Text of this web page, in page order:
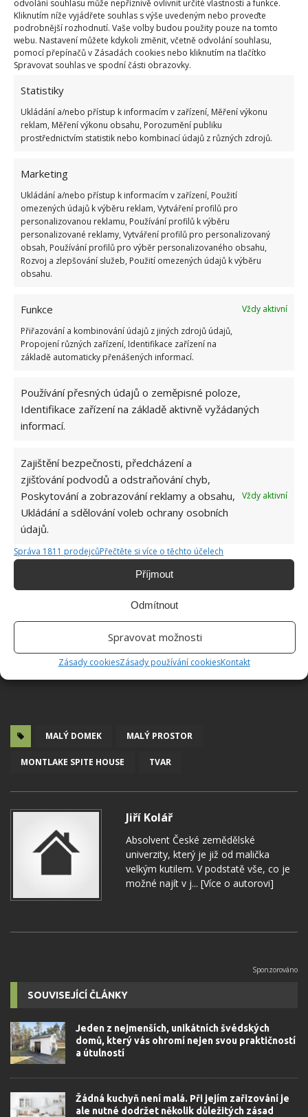
odvolání souhlasu může nepříznivě ovlivnit určité vlastnosti a funkce.
Kliknutím níže vyjádřete souhlas s výše uvedeným nebo proveďte
podrobnější rozhodnutí. Vaše volby budou použity pouze na tomto
webu. Nastavení můžete kdykoli změnit, včetně odvolání souhlasu,
pomocí přepínačů v Zásadách cookies nebo kliknutím na tlačítko
Spravovat souhlas ve spodní části obrazovky.
Statistiky
Ukládání a/nebo přístup k informacím v zařízení, Měření výkonu
reklam, Měření výkonu obsahu, Porozumění publiku
prostřednictvím statistik nebo kombinací údajů z různých zdrojů.
Marketing
Ukládání a/nebo přístup k informacím v zařízení, Použití
omezených údajů k výběru reklam, Vytváření profilů pro
personalizovanou reklamu, Používání profilů k výběru
personalizované reklamy, Vytváření profilů pro personalizovaný
obsah, Používání profilů pro výběr personalizovaného obsahu,
Rozvoj a zlepšování služeb, Použití omezených údajů k výběru
obsahu.
Funkce
Vždy aktivní
Přiřazování a kombinování údajů z jiných zdrojů údajů,
Propojení různých zařízení, Identifikace zařízení na
základě automaticky přenášených informací.
Používání přesných údajů o zeměpisné poloze,
Identifikace zařízení na základě aktivně vyžádaných
informací.
Zajištění bezpečnosti, předcházení a
zjišťování podvodů a odstraňování chyb,
Poskytování a zobrazování reklamy a obsahu,
Ukládání a sdělování voleb ochrany osobních
údajů.
Vždy aktivní
Správa 1811 prodejcůPřečtěte si více o těchto účelech
Příjmout
Odmítnout
Spravovat možnosti
Zásady cookiesZásady používání cookiesKontakt
čas, to již není známo, jisté však je, že během let měl
domek řadu majitelů. Dokonce se tu na čas usídlila i
pětičlenná rodina se dvěma psy a kočkami. A
protožebyl domek vždy předmětem zájmu
veřejnosti, majitelé byli často tázáni, jak se jim
tam bydlí. Vždy sdělovali, že přes nezvyklý tvar
která je situována v zužující se části.
A tak ve čtvrti Montlake v Seattlu stojí
architektonický skvost, který je svědectvím lidské
majitelek, Emily Cangie, však vše negativní zlomila a
zveřejnila o své mini nemovitosti video, na které se
MALÝ DOMEK MALÝ PROSTOR
MONTLAKE SPITE HOUSE TVAR
Jiří Kolář
Absolvent České zemědělské
univerzity, který je již od malička
velkým kutilem. V podstatě vše, co je
možné najít v j... [Více o autorovi]
SOUVISEJÍCÍ ČLÁNKY
Jeden z nejmenších, unikátních švédských
domů, který vás ohromí nejen svou praktičností
a útulností
Žádná kuchyň není malá. Při jejím zařizování je
ale nutné dodržet několik důležitých zásad